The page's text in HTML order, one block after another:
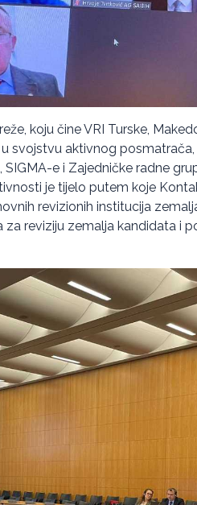
koju čine VRI Turske,
svojstvu aktivnog posmatrača,
e i Zajedničke radne
je tijelo putem koje
revizionih institucija
reviziju zemalja kandidata i